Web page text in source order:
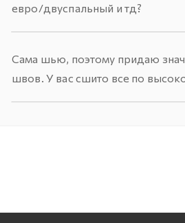
евро/двуспальный и тд?
Сама шью, поэтому придаю
швов. У вас сшито все по